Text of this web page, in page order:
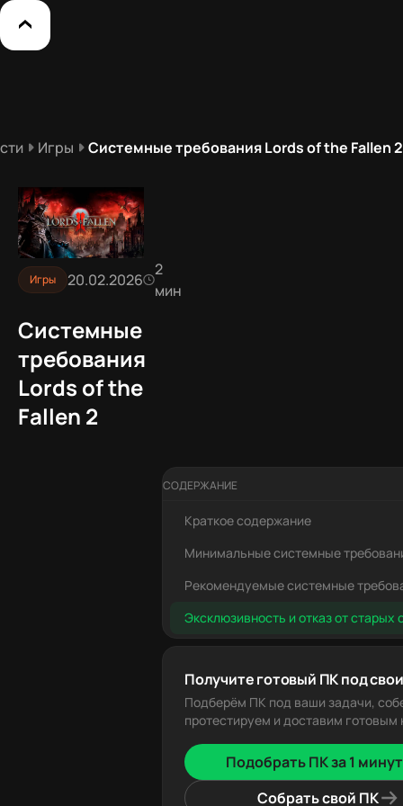
Игры Системные требования Lords of the Fallen 2
Игры 20.02.2026
2
мин
Системные
требования
Lords of the
Fallen 2
СОДЕРЖАНИЕ
Краткое содержание
Минимальные системные
Рекомендуемые системные
Эксклюзивность и отказ от старых
Получите готовый ПК под
Подберём ПК под ваши задачи,
протестируем и доставим готовым
Подобрать ПК за 1
Собрать свой ПК